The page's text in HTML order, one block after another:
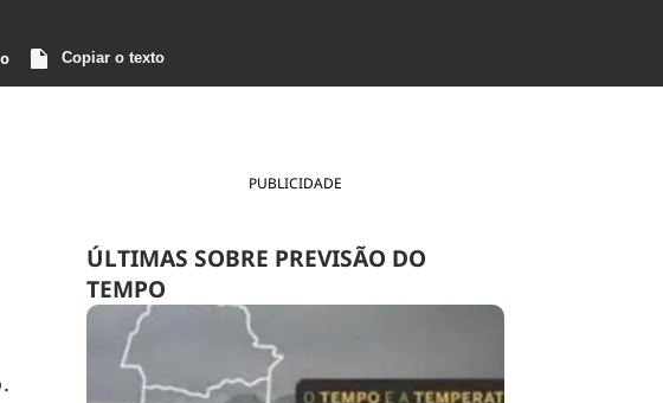
Copiar o texto
PUBLICIDADE
ÚLTIMAS SOBRE PREVISÃO DO
TEMPO